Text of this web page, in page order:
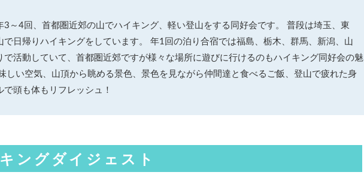
3～4回、首都圏近郊の山でハイキング、軽い登山をする同好会です。 普段は埼玉、東
で日帰りハイキングをしています。 年1回の泊り合宿では福島、栃木、群馬、新潟、山
で活動していて、首都圏近郊ですが様々な場所に遊びに行けるのもハイキング同好会の魅
しい空気、山頂から眺める景色、景色を見ながら仲間達と食べるご飯、登山で疲れた身
頭も体もリフレッシュ！
ングダイジェスト